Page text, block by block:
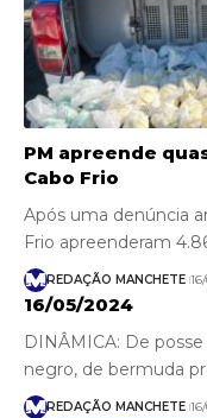
PM apreende
Cabo Frio
Após uma denúncia
Frio apreenderam
REDAÇÃO MANCHETE
16/05/2024
DINÂMICA: De
negro, de bermuda
REDAÇÃO MANCHETE